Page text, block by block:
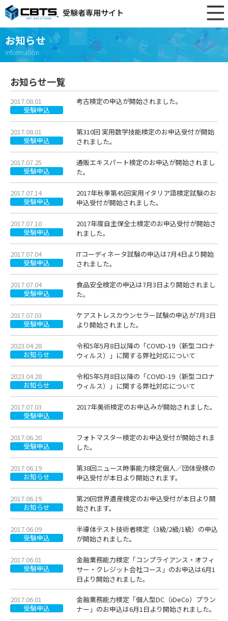
受験者専用サイト
お知らせ
Information
お知らせ一覧
2017.08.01
受験申込
考古検定の申込が開始されました。
2017.08.01
受験申込
第310回 実用数学技能検定のお申込受付が開始
されました。
2017.07.25
受験申込
通販エキスパート検定のお申込が開始されまし
た。
2017.07.14
受験申込
2017年秋季第45回実用イタリア語検定試験のお
申込受付が開始されました。
2017.07.10
受験申込
2017年度自主保全士検定のお申込受付が開始さ
れました。
2017.07.04
受験申込
ITコーディネータ試験の申込は7月4日より開始
されました。
2017.07.04
受験申込
食品安全検定の申込は7月3日より開始されまし
た。
2017.07.03
受験申込
ケアストレスカウンセラー試験の申込が7月3日
より開始されました。
2023.04.28
お知らせ
令和5年5月8日以降の「COVID-19（新型コロナ
ウィルス）」に関する弊社対応について
2023.04.28
お知らせ
令和5年5月8日以降の「COVID-19（新型コロナ
ウィルス）」に関する弊社対応について
2017.07.03
受験申込
2017年美術検定のお申込みが開始されました。
2017.06.20
受験申込
フォトマスター検定のお申込受付が開始されま
した。
2017.06.19
お知らせ
第38回ニュース時事能力検定個人／団体受検の
申込受付が本日より開始されます。
2017.06.19
お知らせ
第29回世界遺産検定のお申込受付が本日より開
始されます。
2017.06.09
受験申込
半導体テスト技術者検定（3級/2級/1級）の申込
が開始されました。
2017.06.01
受験申込
金融業務能力検定「コンプライアンス・オフィ
サー・クレジット会社コース」のお申込は6月1
日より開始されました。
2017.06.01
受験申込
金融業務能力検定「個人型DC（iDeCo）プラン
ナー」のお申込は6月1日より開始されました。